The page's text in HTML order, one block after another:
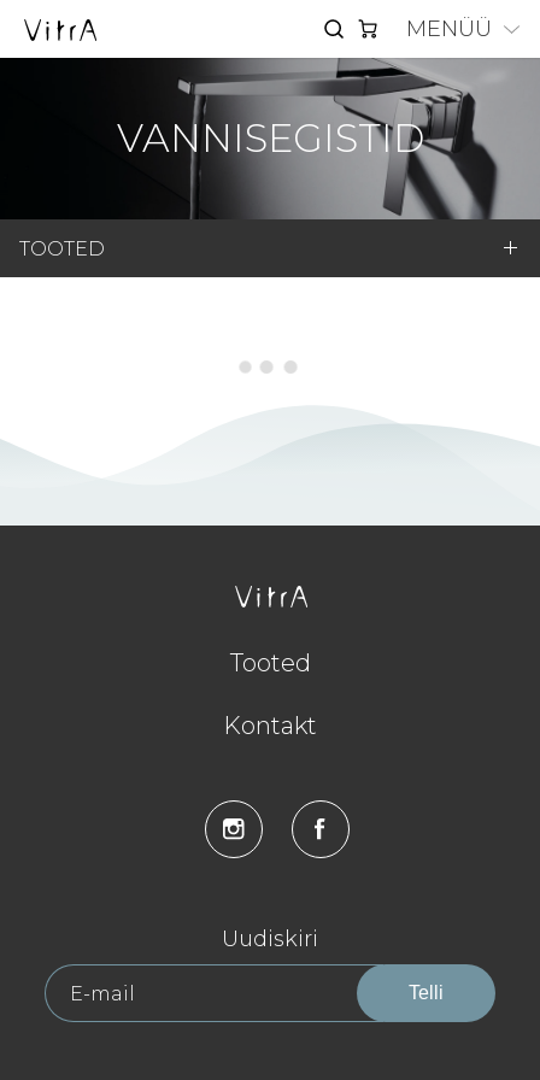
MENÜÜ
VANNISEGISTID
TOOTED
Tooted
Kontakt
Uudiskiri